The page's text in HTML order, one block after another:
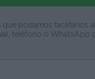
podamos facilitarlos
teléfono o WhatsApp